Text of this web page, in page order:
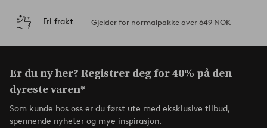
Fri frakt Gjelder for normalpakke over 649 NOK
Er du ny her? Registrer deg for 40% på den
dyreste varen*
Som kunde hos oss er du først ute med eksklusive tilbud,
spennende nyheter og mye inspirasjon.